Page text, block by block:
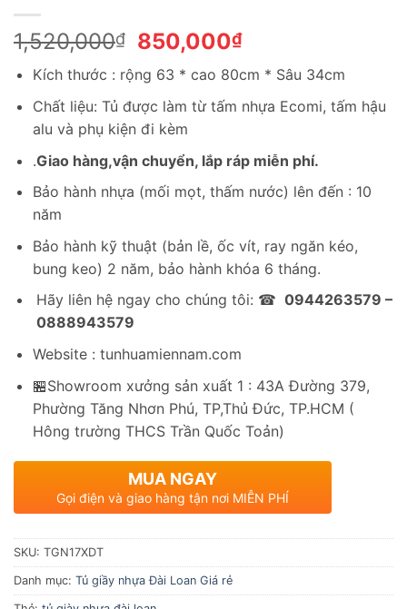
1,520,000₫
Giá
gốc
là:
1,520,000₫.
850,000₫Giá
hiện
tại
là:
Kích thước : rộng 63 * cao 80cm * Sâu 34cm
Chất liệu: Tủ được làm từ tấm nhựa Ecomi, tấm hậu
alu và phụ kiện đi kèm
.Giao hàng,vận chuyển, lắp ráp miễn phí.
Bảo hành nhựa (mối mọt, thấm nước) lên đến : 10
năm
Bảo hành kỹ thuật (bản lề, ốc vít, ray ngăn kéo,
bung keo) 2 năm, bảo hành khóa 6 tháng.
Hãy liên hệ ngay cho chúng tôi: ☎ 0944263579 –
0888943579
Website : tunhuamiennam.com
🏪Showroom xưởng sản xuất 1 : 43A Đường 379,
Phường Tăng Nhơn Phú, TP,Thủ Đức, TP.HCM (
Hông trường THCS Trần Quốc Toản)
MUA NGAY
Gọi điện và giao hàng tận nơi MIỄN PHÍ
SKU: TGN17XDT
Danh mục: Tủ giầy nhựa Đài Loan Giá rẻ